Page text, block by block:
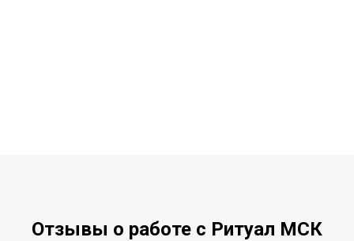
Отзывы о работе с Ритуал МСК